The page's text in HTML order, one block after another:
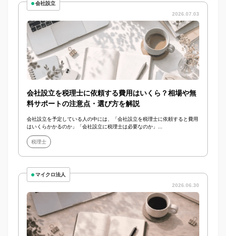
会社設立
2026.07.03
会社設立を税理士に依頼する費用はいくら？相場や無
料サポートの注意点・選び方を解説
会社設立を予定している人の中には、「会社設立を税理士に依頼すると費用
はいくらかかるのか」「会社設立に税理士は必要なのか」...
税理士
マイクロ法人
2026.06.30